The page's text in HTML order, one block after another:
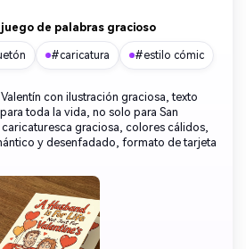
de palabras gracioso
#caricatura #estilo cómic
con ilustración graciosa, texto
toda la vida, no solo para San
graciosa, colores cálidos,
y desenfadado, formato de tarjeta